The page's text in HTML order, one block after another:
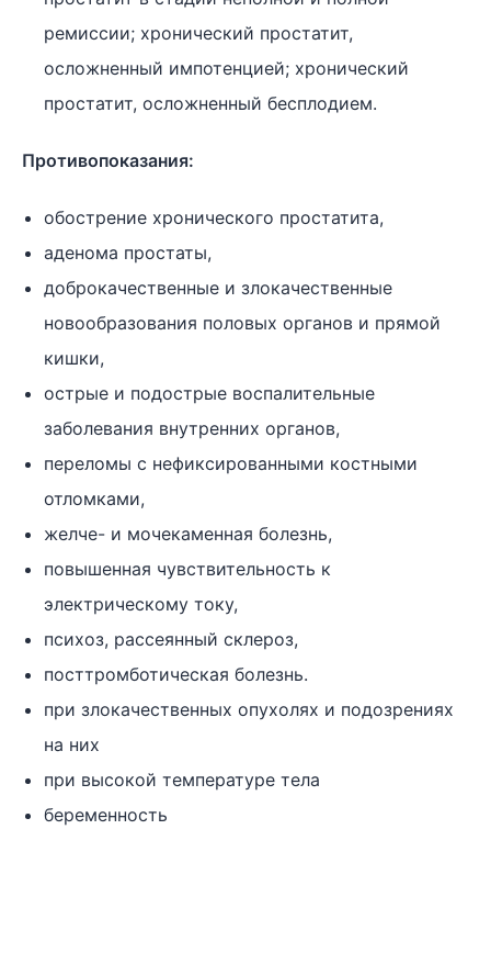
ремиссии; хронический простатит,
осложненный импотенцией; хронический
простатит, осложненный бесплодием.
Противопоказания:
обострение хронического простатита,
аденома простаты,
доброкачественные и злокачественные
новообразования половых органов и прямой
кишки,
острые и подострые воспалительные
заболевания внутренних органов,
переломы с нефиксированными костными
отломками,
желче- и мочекаменная болезнь,
повышенная чувствительность к
электрическому току,
психоз, рассеянный склероз,
посттромботическая болезнь.
при злокачественных опухолях и подозрениях
на них
при высокой температуре тела
беременность